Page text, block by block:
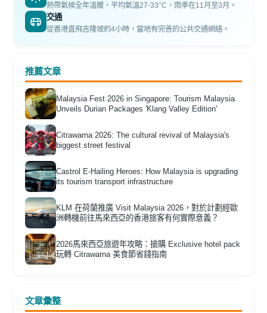
熱帶氣候全年溫暖，平均氣溫27-33°C，雨季在11月至3月。
交通
從香港直飛吉隆坡約4小時，當地有完善的公共交通網絡。
推薦文章
Malaysia Fest 2026 in Singapore: Tourism Malaysia
Unveils Durian Packages 'Klang Valley Edition'
Citrawarna 2026: The cultural revival of Malaysia's
biggest street festival
Castrol E-Hailing Heroes: How Malaysia is upgrading
its tourism transport infrastructure
KLM 在荷蘭推廣 Visit Malaysia 2026，對於計劃經歐
洲轉機前往馬來西亞的香港旅客有何實際意義？
2026馬來西亞旅遊年攻略：搶購 Exclusive hotel pack
玩轉 Citrawarna 美食節省錢指南
文章彙整